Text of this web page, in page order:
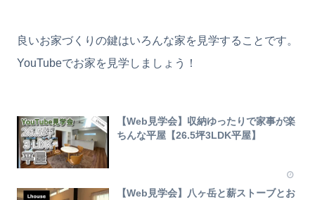
良いお家づくりの鍵はいろんな家を見学することです。
YouTubeでお家を見学しましょう！
【Web見学会】収納ゆったりで家事が楽
ちんな平屋【26.5坪3LDK平屋】
【Web見学会】八ヶ岳と薪ストーブとお